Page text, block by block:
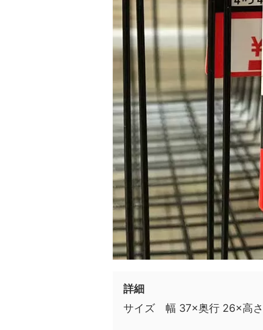
詳細
サイズ 幅 37×奥行 26×高